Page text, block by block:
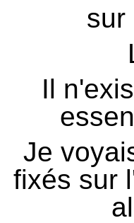
sur
Il
Je
fixés sur